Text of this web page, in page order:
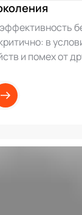
в
и помех от